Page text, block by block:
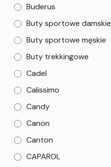
Buderus
Buty sportowe damskie
Buty sportowe męskie
Buty trekkingowe
Cadel
Calissimo
Candy
Canon
Canton
CAPAROL